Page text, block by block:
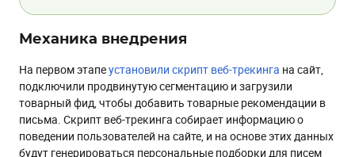
Механика внедрения
На первом этапеустановили скрипт веб-трекинга на сайт,
подключили продвинутую сегментацию и загрузили
товарный фид, чтобы добавить товарные рекомендации в
письма. Скрипт веб-трекинга собирает информацию о
поведении пользователей на сайте, и на основе этих данных
будут генерироваться персональные подборки для писем